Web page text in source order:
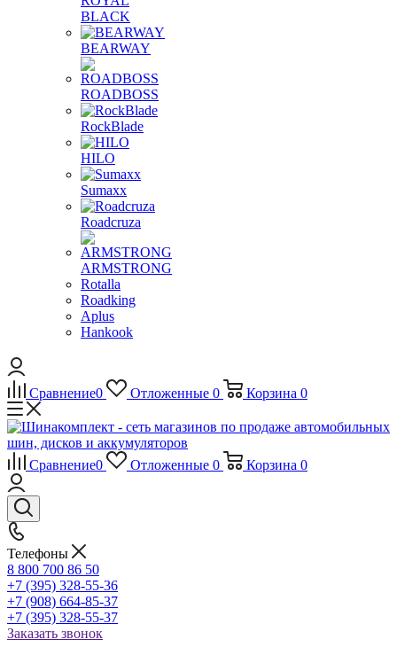
BLACK
BEARWAY
ROADBOSS
RockBlade
HILO
Sumaxx
Roadcruza
ARMSTRONG
Rotalla
Roadking
Aplus
Hankook
Сравнение0 Отложенные 0 Корзина 0
Сравнение0 Отложенные 0 Корзина 0
Телефоны
8 800 700 86 50
+7 (395) 328-55-36
+7 (908) 664-85-37
+7 (395) 328-55-37
Заказать звонок